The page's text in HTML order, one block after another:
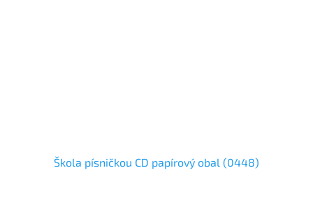
Škola písničkou CD papírový obal (0448)